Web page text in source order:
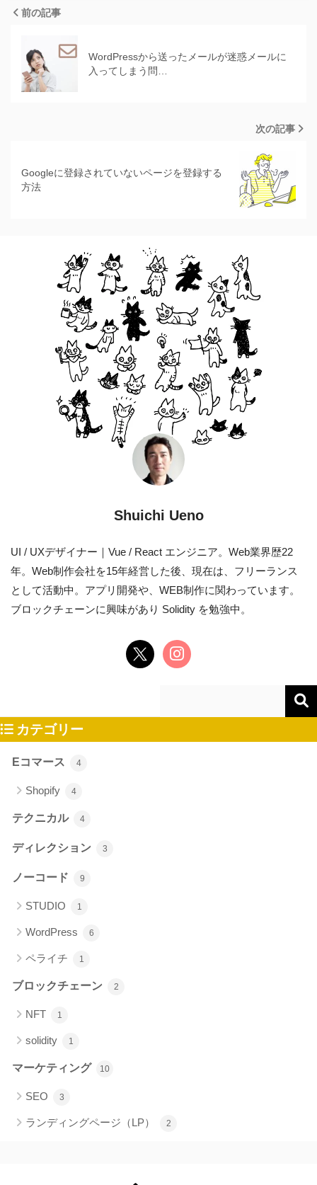
前の記事
WordPressから送ったメールが迷惑メールに
入ってしまう問…
次の記事
Googleに登録されていないページを登録する
方法
Shuichi Ueno
UI / UXデザイナー｜Vue / React エンジニア。Web業界歴22
年。Web制作会社を15年経営した後、現在は、フリーランス
として活動中。アプリ開発や、WEB制作に関わっています。
ブロックチェーンに興味があり Solidity を勉強中。
カテゴリー
Eコマース 4
Shopify 4
テクニカル 4
ディレクション 3
ノーコード 9
STUDIO 1
WordPress 6
ペライチ 1
ブロックチェーン 2
NFT 1
solidity 1
マーケティング 10
SEO 3
ランディングページ（LP） 2